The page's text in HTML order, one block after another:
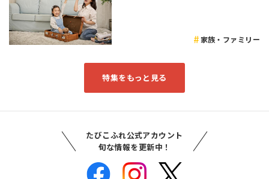
家族・ファミリー
特集をもっと見る
たびこふれ公式アカウント
旬な情報を更新中！